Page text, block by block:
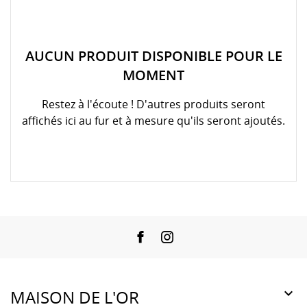
AUCUN PRODUIT DISPONIBLE POUR LE
MOMENT
Restez à l'écoute ! D'autres produits seront
affichés ici au fur et à mesure qu'ils seront ajoutés.
FacebookInstagram
MAISON DE L'OR 